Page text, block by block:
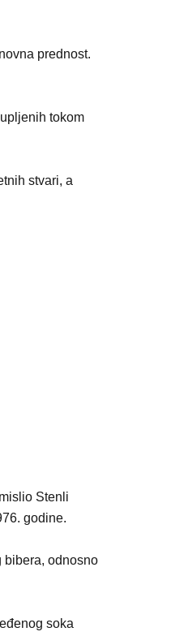
prednost.
tokom
stvari, a
Stenli
godine.
bibera, odnosno
soka